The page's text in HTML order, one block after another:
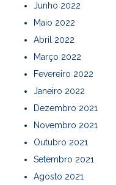
Junho 2022
Maio 2022
Abril 2022
Março 2022
Fevereiro 2022
Janeiro 2022
Dezembro 2021
Novembro 2021
Outubro 2021
Setembro 2021
Agosto 2021